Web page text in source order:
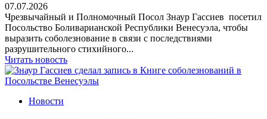
07.07.2026
Чрезвычайный и Полномочный Посол Знаур Гассиев посетил
Посольство Боливарианской Республики Венесуэла, чтобы
выразить соболезнование в связи с последствиями
разрушительного стихийного...
Читать новость
Новости